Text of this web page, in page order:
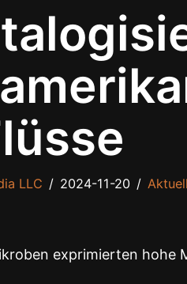
LLC 2024-11-20
exprimierten hohe